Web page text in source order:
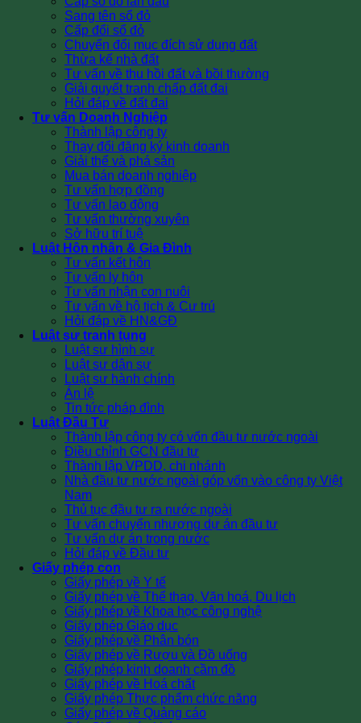
Sang tên sổ đỏ
Cấp đổi sổ đỏ
Chuyển đổi mục đích sử dụng đất
Thừa kế nhà đất
Tư vấn về thu hồi đất và bồi thường
Giải quyết tranh chấp đất đai
Hỏi đáp về đất đai
Tư vấn Doanh Nghiệp
Thành lập công ty
Thay đổi đăng ký kinh doanh
Giải thể và phá sản
Mua bán doanh nghiệp
Tư vấn hợp đồng
Tư vấn lao động
Tư vấn thường xuyên
Sở hữu trí tuệ
Luật Hôn nhân & Gia Đình
Tư vấn kết hôn
Tư vấn ly hôn
Tư vấn nhận con nuôi
Tư vấn về hộ tịch & Cư trú
Hỏi đáp về HN&GĐ
Luật sư tranh tụng
Luật sư hình sự
Luật sư dân sự
Luật sư hành chính
Án lệ
Tin tức pháp đình
Luật Đầu Tư
Thành lập công ty có vốn đầu tư nước ngoài
Điều chỉnh GCN đầu tư
Thành lập VPDD, chi nhánh
Nhà đầu tư nước ngoài góp vốn vào công ty Việt
Nam
Thủ tục đầu tư ra nước ngoài
Tư vấn chuyển nhượng dự án đầu tư
Tư vấn dự án trong nước
Hỏi đáp về Đầu tư
Giấy phép con
Giấy phép về Y tế
Giấy phép về Thể thao, Văn hoá, Du lịch
Giấy phép về Khoa học công nghệ
Giấy phép Giáo dục
Giấy phép về Phân bón
Giấy phép về Rượu và Đồ uống
Giấy phép kinh doanh cầm đồ
Giấy phép về Hoá chất
Giấy phép Thực phẩm chức năng
Giấy phép về Quảng cáo